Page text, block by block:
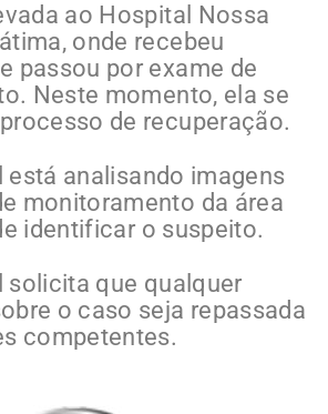
ao Hospital Nossa
onde recebeu
passou por exame de
Neste momento, ela se
de recuperação.
está analisando imagens
monitoramento da área
identificar o suspeito.
solicita que qualquer
o caso seja repassada
competentes.